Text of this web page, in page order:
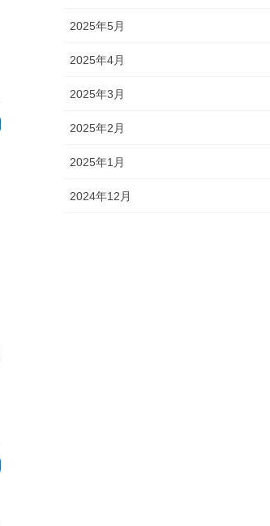
2025年5月
2025年4月
2025年3月
2025年2月
2025年1月
2024年12月